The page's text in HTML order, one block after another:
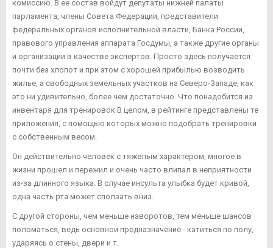
комиссию. В ее состав войдут депутаты нижней палаты
парламента, члены Совета Федерации, представители
федеральных органов исполнительной власти, Банка России,
правового управления аппарата Госдумы, а также другие органы
и организации в качестве экспертов. Просто здесь получается
почти без хлопот и при этом с хорошей прибылью возводить
жилье, а свободных земельных участков на Северо-Западе, как
это ни удивительно, более чем достаточно. Что понадобится из
инвентаря для тренировок В целом, в рейтинге представлены те
приложения, с помощью которых можно подобрать тренировки
с собственным весом.
Он действительно человек с тяжелым характером, многое в
жизни прошел и пережил и очень часто влипал в неприятности
из-за длинного языка. В случае инсульта улыбка будет кривой,
одна часть рта может сползать вниз.
С другой стороны, чем меньше наворотов, тем меньше шансов
поломаться, ведь основной предназначение - катиться по полу,
ударяясь о стены, двери и т.